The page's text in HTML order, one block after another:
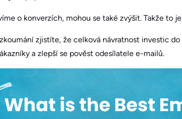
o konverzích, mohou se také zvýšit. Takže to
zjistíte, že celková návratnost investic
a zlepší se pověst odesílatele e-mailů.